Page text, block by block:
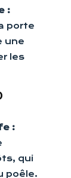
:
porte
une
les
:
qui
poêle.